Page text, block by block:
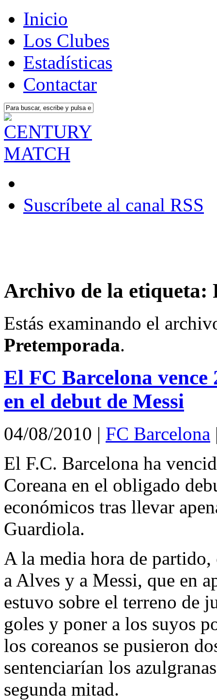
Inicio
Los Clubes
Estadísticas
Contactar
Suscríbete al canal RSS
Archivo de la etiqueta:
Estás examinando el
Pretemporada.
El FC Barcelona vence
en el debut de Messi
04/08/2010 | FC Barcelona
El F.C. Barcelona ha
Coreana en el obligado
económicos tras llevar
Guardiola.
A la media hora de
a Alves y a Messi, que en
estuvo sobre el terreno de
goles y poner a los suyos
los coreanos se pusieron
sentenciarían los
segunda mitad.